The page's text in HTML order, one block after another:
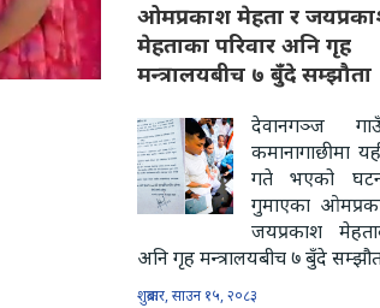
ओमप्रकाश मेहता र
मेहताका परिवार अनि गृह
मन्त्रालयबीच ७ बुँदे सम्झौता
देवानगञ्ज
कमानागाछीमा
गते भएको
गुमाएका
जयप्रकाश
अनि गृह मन्त्रालयबीच ७ बुँदे
शुक्रबार, साउन १५, २०८३